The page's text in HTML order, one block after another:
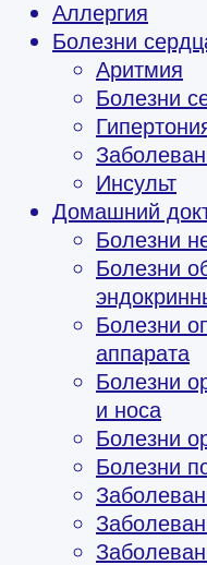
Аллергия
Болезни
Аритмия
Болезни
Инсульт
Домашний
Болезни
Болезни
Болезни
аппарата
Болезни
и носа
Болезни
Болезни